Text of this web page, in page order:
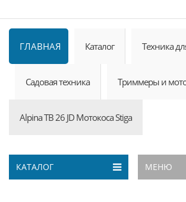
ГЛАВНАЯ Каталог Техника
Садовая техника Триммеры и
Alpina TB 26 JD Мотокоса Stiga
КАТАЛОГ МЕНЮ